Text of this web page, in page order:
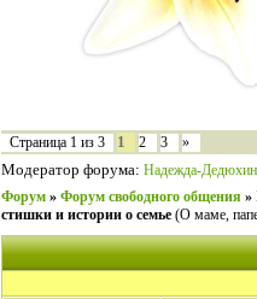
Страница 1 из 3 1 2 3 »
Модератор форума: Надежда-
Форум » Форум свободного общения »
стишки и истории о семье (О маме,